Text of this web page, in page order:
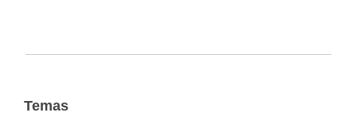
Temas